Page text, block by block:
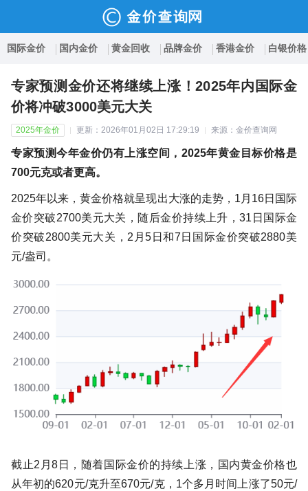
国际金价 国内金价 黄金回收 品牌金价 香港金价 白银价格
专家预测金价还将继续上涨！2025年内国际金
价将冲破3000美元大关
2025年金价 更新：2026年01月02日 17:29:19 来源：金价查询网
专家预测今年金价仍有上涨空间，2025年黄金目标价格是
700元克或者更高。
2025年以来，黄金价格就呈现出大涨的走势，1月16日国际
金价突破2700美元大关，随后金价持续上升，31日国际金
价突破2800美元大关，2月5日和7日国际金价突破2880美
元/盎司。
截止2月8日，随着国际金价的持续上涨，国内黄金价格也
从年初的620元/克升至670元/克，1个多月时间上涨了50元/